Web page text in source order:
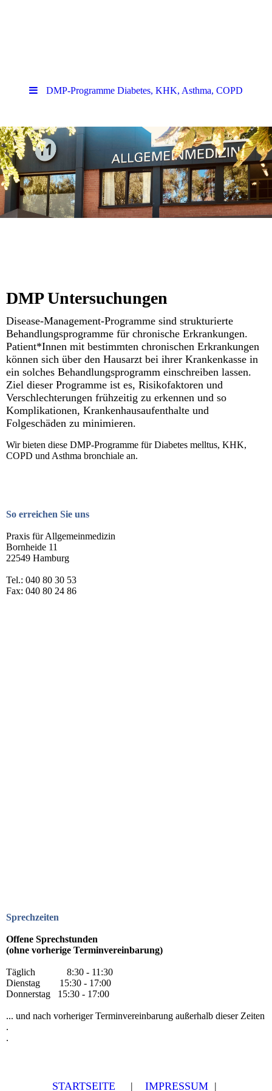
DMP-Programme Diabetes, KHK, Asthma, COPD
DMP Untersuchungen
Disease-Management-Programme sind strukturierte
Behandlungsprogramme für chronische Erkrankungen.
Patient*Innen mit bestimmten chronischen Erkrankungen
können sich über den Hausarzt bei ihrer Krankenkasse in
ein solches Behandlungsprogramm einschreiben lassen.
Ziel dieser Programme ist es, Risikofaktoren und
Verschlechterungen frühzeitig zu erkennen und so
Komplikationen, Krankenhausaufenthalte und
Folgeschäden zu minimieren.
Wir bieten diese DMP-Programme für Diabetes melltus, KHK,
COPD und Asthma bronchiale an.
So erreichen Sie uns
Praxis für Allgemeinmedizin
Bornheide 11
22549 Hamburg
Tel.: 040 80 30 53
Fax: 040 80 24 86
Sprechzeiten
Offene Sprechstunden
(ohne vorherige Terminvereinbarung)
Täglich 8:30 - 11:30
Dienstag 15:30 - 17:00
Donnerstag 15:30 - 17:00
... und nach vorheriger Terminvereinbarung außerhalb dieser Zeiten
.
.
STARTSEITE | IMPRESSUM |